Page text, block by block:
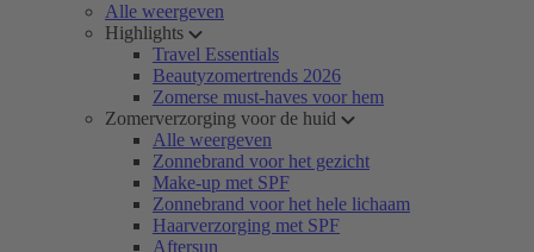
Alle weergeven
Highlights
Travel Essentials
Beautyzomertrends 2026
Zomerse must-haves voor hem
Zomerverzorging voor de huid
Alle weergeven
Zonnebrand voor het gezicht
Make-up met SPF
Zonnebrand voor het hele lichaam
Haarverzorging met SPF
Aftersun